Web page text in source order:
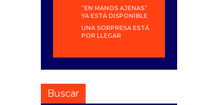
“EN MANOS AJENAS”
YA ESTÁ DISPONIBLE
UNA SORPRESA ESTÁ
POR LLEGAR
Buscar